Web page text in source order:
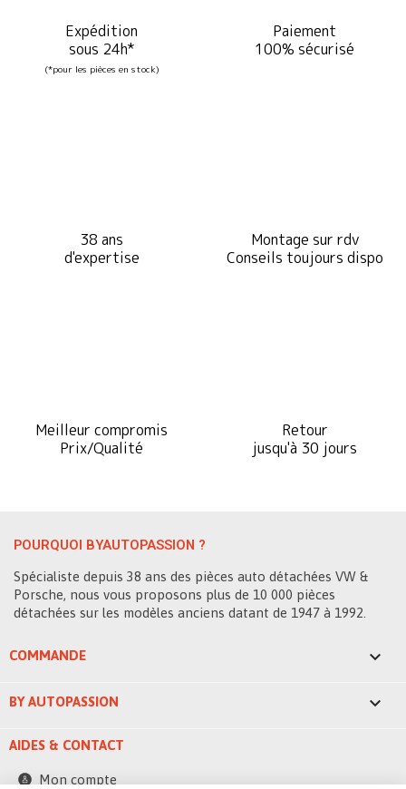
Expédition
sous 24h*
(*pour les pièces en stock)
Paiement
100% sécurisé
38 ans
d'expertise
Montage sur rdv
Conseils toujours dispo
Meilleur compromis
Prix/Qualité
Retour
jusqu'à 30 jours
POURQUOI BYAUTOPASSION ?
Spécialiste depuis 38 ans des pièces auto détachées VW &
Porsche, nous vous proposons plus de 10 000 pièces
détachées sur les modèles anciens datant de 1947 à 1992.
COMMANDE 
BY AUTOPASSION 
AIDES & CONTACT
Mon compte